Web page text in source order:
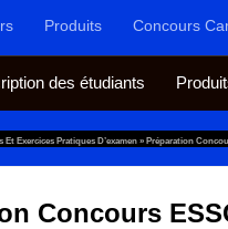
Produits Concours
des étudiants
Et Exercices Pratiques D’examen » Préparation
Concours